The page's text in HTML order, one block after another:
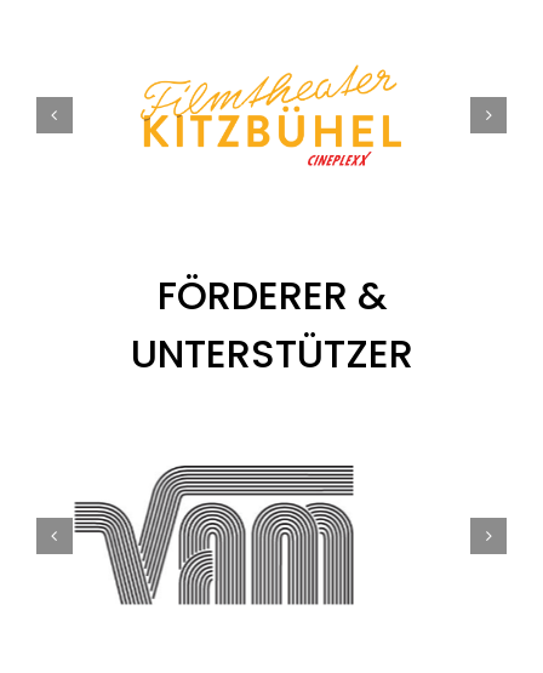
FÖRDERER &
UNTERSTÜTZER